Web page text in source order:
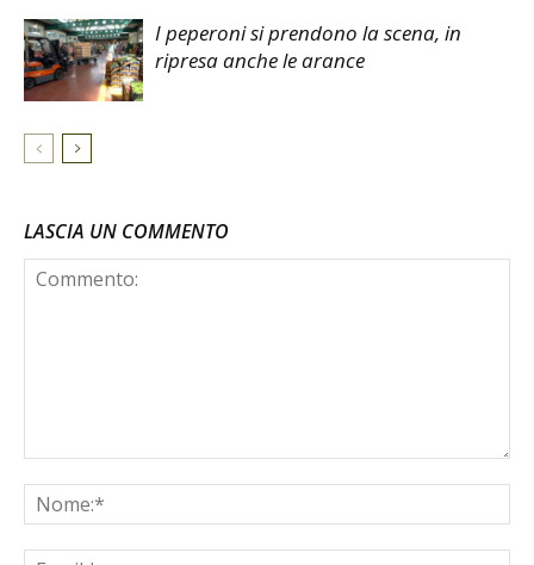
I peperoni si prendono la scena, in
ripresa anche le arance
LASCIA UN COMMENTO